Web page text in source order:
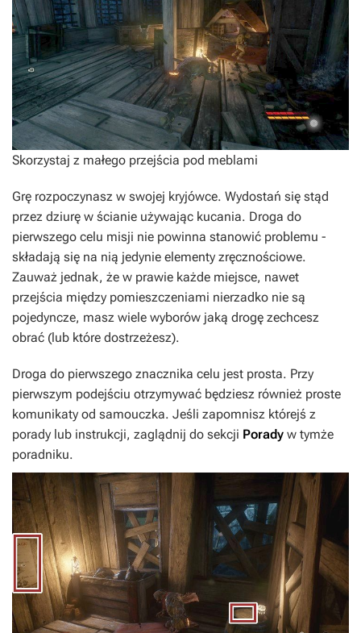
Skorzystaj z małego przejścia pod meblami
Grę rozpoczynasz w swojej kryjówce. Wydostań się stąd
przez dziurę w ścianie używając kucania. Droga do
pierwszego celu misji nie powinna stanowić problemu -
składają się na nią jedynie elementy zręcznościowe.
Zauważ jednak, że w prawie każde miejsce, nawet
przejścia między pomieszczeniami nierzadko nie są
pojedyncze, masz wiele wyborów jaką drogę zechcesz
obrać (lub które dostrzeżesz).
Droga do pierwszego znacznika celu jest prosta. Przy
pierwszym podejściu otrzymywać będziesz również proste
komunikaty od samouczka. Jeśli zapomnisz którejś z
porady lub instrukcji, zaglądnij do sekcji Porady w tymże
poradniku.